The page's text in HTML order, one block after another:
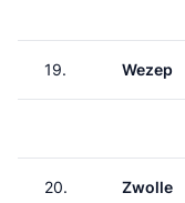
19. Wezep
20. Zwolle